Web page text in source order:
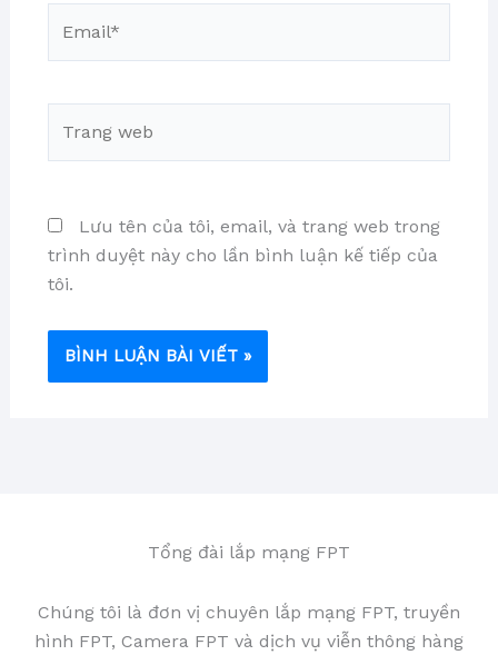
Lưu tên của tôi, email, và trang web trong
trình duyệt này cho lần bình luận kế tiếp của
tôi.
Tổng đài lắp mạng FPT
Chúng tôi là đơn vị chuyên lắp mạng FPT, truyền
hình FPT, Camera FPT và dịch vụ viễn thông hàng